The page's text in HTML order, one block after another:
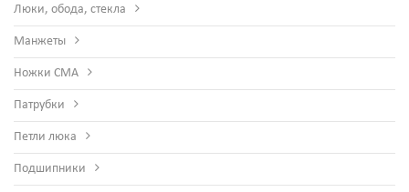
Люки, обода, стекла
Манжеты
Ножки СМА
Патрубки
Петли люка
Подшипники